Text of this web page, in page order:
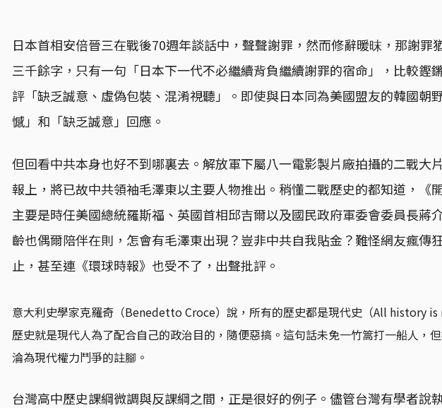
日本首相安倍晉三在戰後70週年談話中，聲聲謝罪，然而修辭暖昩，那謝罪
三千餘字，只有一句「日本下一代不必繼續背負繼續謝罪的宿命」，比較鏗
評「缺乏誠意、虛偽包裝、混淆視聽」。即使與日本同為美國盟友的韓國朝
憾」和「缺乏誠意」回應。
但回看中共本身也好不到哪裏去。解放軍下屬八一電影製片廠拍攝的二戰大
報上，將已故中共領袖毛澤東以主要人物推出。稍懂二戰歷史的都知道，《
主要是時任美國總統羅斯福、英國首相邱吉爾以及國民政府軍委會委員長蔣
齡也偶爾陪伴在則，怎會有毛澤東出現？豈非中共自我貼金？難怪網友瘋傳
止，甚至連《環球時報》也受不了，出聲批評。
意大利史學家克羅奇（Benedetto Croce）說，所有的歷史都是現代史（All history
歷史就是現代人為了配合自己的政治目的，隨便惡搞。這句話未免一竹篙打一船人，
淪為現代權力鬥爭的註腳。
台灣高中歷史課綱微調與反課綱之間，正是很好的例子。儘管台灣有學者說